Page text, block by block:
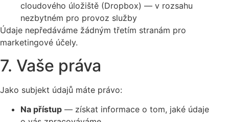
cloudového úložiště (Dropbox) — v rozsahu
nezbytném pro provoz služby
Údaje nepředáváme žádným třetím stranám pro
marketingové účely.
7. Vaše práva
Jako subjekt údajů máte právo:
Na přístup — získat informace o tom, jaké údaje